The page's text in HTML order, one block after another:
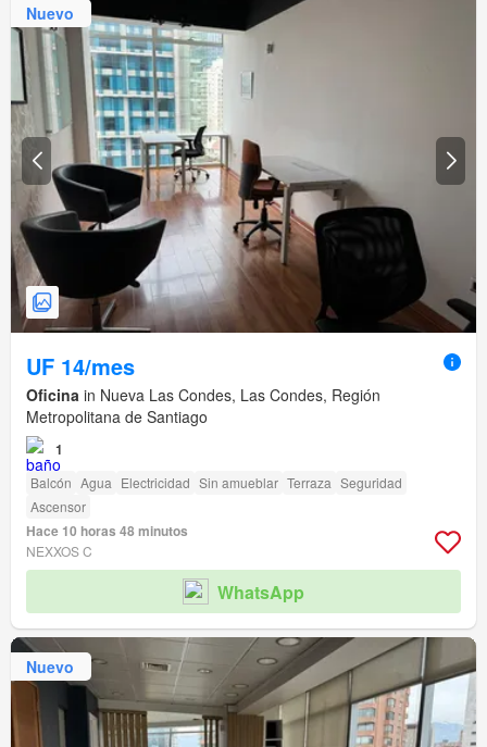
Nuevo
UF 14/mes
Oficina in Nueva Las Condes, Las Condes, Región
Metropolitana de Santiago
1
Balcón Agua Electricidad Sin amueblar Terraza Seguridad
Ascensor
Hace 10 horas 48 minutos
NEXXOS C
WhatsApp
Nuevo